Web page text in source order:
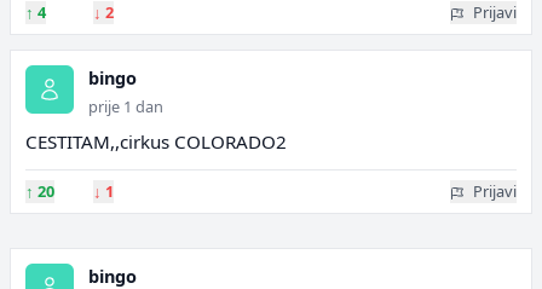
↑ 4 ↓ 2 Prijavi
bingo
prije 1 dan
CESTITAM,,cirkus COLORADO2
↑ 20 ↓ 1 Prijavi
bingo